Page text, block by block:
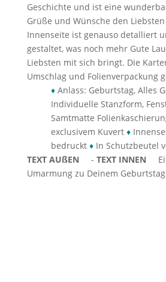
Geschichte und ist eine
Grüße und Wünsche den
Innenseite ist genauso detalliert
gestaltet, was noch mehr Gute
Liebsten mit sich bringt. Die
Umschlag und Folienverpackung
♦Anlass: Geburtstag, Alles
Individuelle Stanzform,
Samtmatte
exclusivem Kuvert ♦
bedruckt ♦In Schutzbeutel
TEXT AUßEN - TEXT INNEN
Umarmung zu Deinem Geburtstag